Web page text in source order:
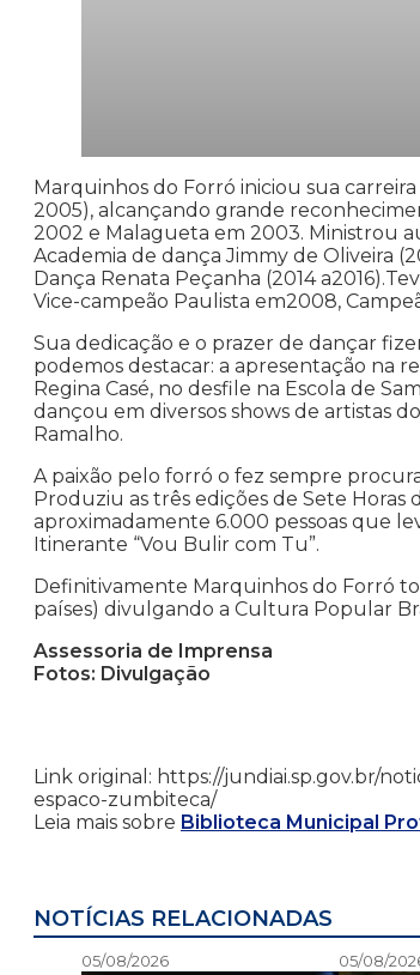
Marquinhos do Forró iniciou sua
2005), alcançando grande
2002 e Malagueta em 2003. Ministrou
Academia de dança Jimmy de Oliveira
Dança Renata Peçanha (2014
Vice-campeão Paulista em2008,
Sua dedicação e o prazer de dançar
podemos destacar: a apresentação na
Regina Casé, no desfile na Escola de
dançou em diversos shows de artistas
Ramalho.
A paixão pelo forró o fez sempre
Produziu as três edições de Sete
aproximadamente 6.000 pessoas que
Itinerante “Vou Bulir com Tu”.
Definitivamente Marquinhos do Forró
países) divulgando a Cultura Popular
Assessoria de Imprensa
Fotos: Divulgação
Link original: https://jundiai.sp.gov.br/
espaco-zumbiteca/
Leia mais sobre Biblioteca Municipal
NOTÍCIAS RELACIONADAS
05/08/2026 05/08/